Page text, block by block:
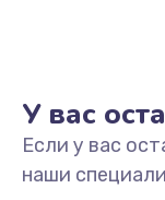
У вас
Если у вас
наши